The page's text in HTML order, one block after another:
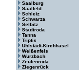
Saalburg
Saalfeld
Schleiz
Schwarza
Selbitz
Stadtroda
Tanna
Triptis
Uhlstädt-Kirchhasel
Weißenfels
Wurzbach
Zeulenroda
Ziegenrück